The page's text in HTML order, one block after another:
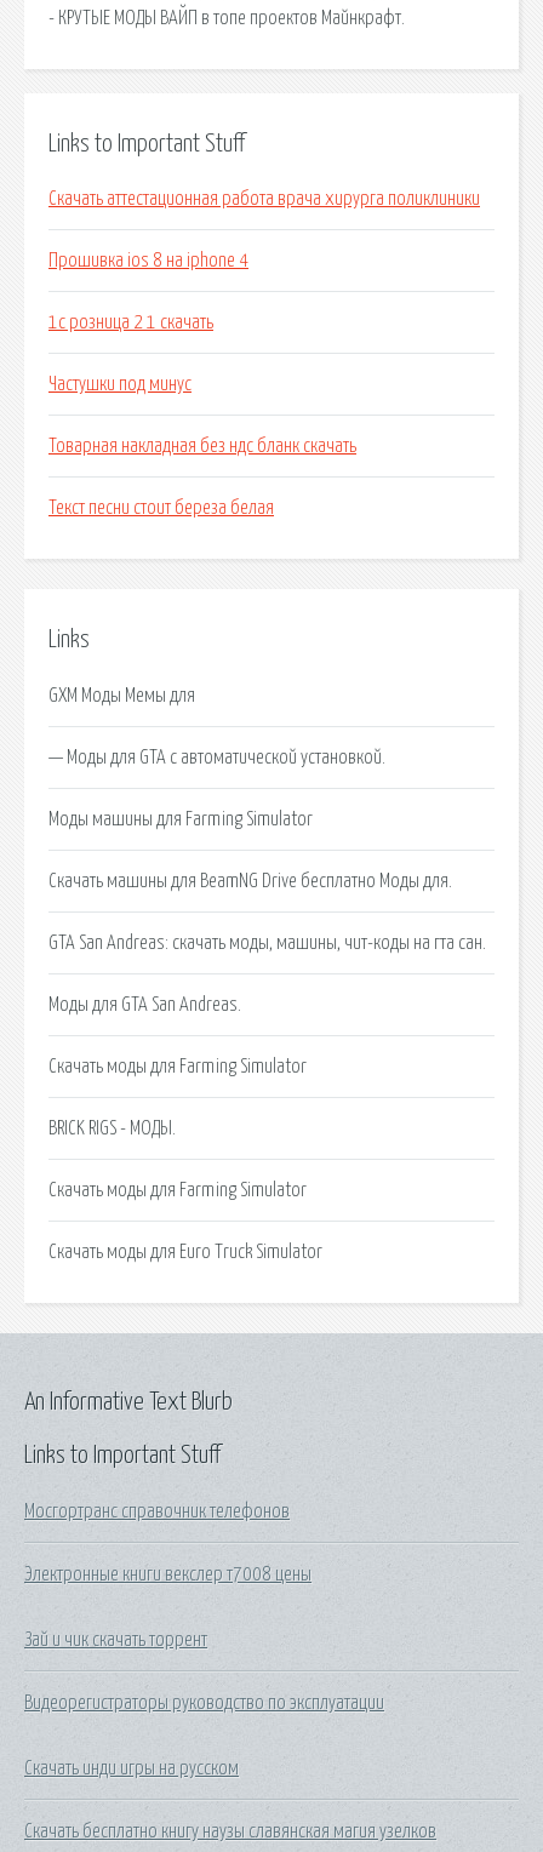
- КРУТЫЕ МОДЫ ВАЙП в топе проектов Майнкрафт.
Links to Important Stuff
Скачать аттестационная работа врача хирурга поликлиники
Прошивка ios 8 на iphone 4
1с розница 2 1 скачать
Частушки под минус
Товарная накладная без ндс бланк скачать
Текст песни стоит береза белая
Links
GXM Моды Мемы для
— Моды для GTA с автоматической установкой.
Моды машины для Farming Simulator
Скачать машины для BeamNG Drive бесплатно Моды для.
GTA San Andreas: скачать моды, машины, чит-коды на гта сан.
Моды для GTA San Andreas.
Скачать моды для Farming Simulator
BRICK RIGS - МОДЫ.
Скачать моды для Farming Simulator
Скачать моды для Euro Truck Simulator
Links to Important Stuff
Мосгортранс справочник телефонов
Электронные книги векслер т7008 цены
Зай и чик скачать торрент
Видеорегистраторы руководство по эксплуатации
Скачать инди игры на русском
Скачать бесплатно книгу наузы славянская магия узелков
An Informative Text Blurb